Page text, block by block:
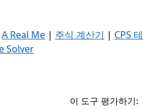
A Real Me | 주식 계산기 | CPS
Solver
이 도구 평가하기: